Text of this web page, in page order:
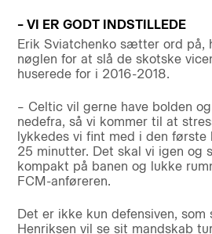
– VI ER GODT INDSTILLEDE
Erik Sviatchenko sætter ord på,
nøglen for at slå de skotske
huserede for i 2016-2018.
– Celtic vil gerne have bolden
nedefra, så vi kommer til at
lykkedes vi fint med i den
25 minutter. Det skal vi igen og
kompakt på banen og lukke
FCM-anføreren.
Det er ikke kun defensiven,
Henriksen vil se sit mandskab